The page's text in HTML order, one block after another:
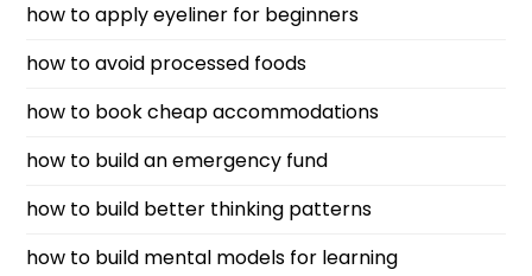
how to apply eyeliner for beginners
how to avoid processed foods
how to book cheap accommodations
how to build an emergency fund
how to build better thinking patterns
how to build mental models for learning